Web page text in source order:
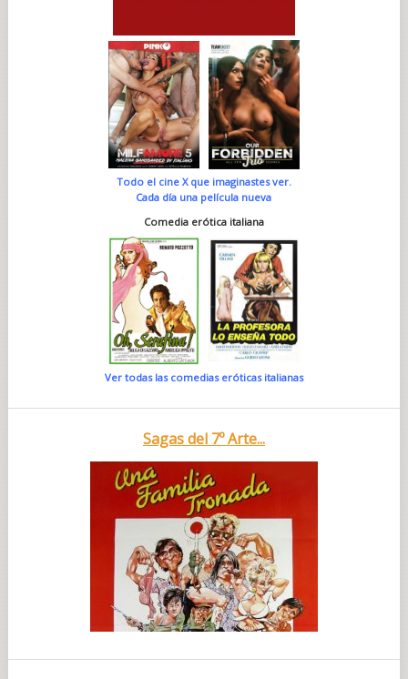
Todo el cine X que imaginastes ver.
Cada día una película nueva
Comedia erótica italiana
Ver todas las comedias eróticas italianas
Sagas del 7º Arte...